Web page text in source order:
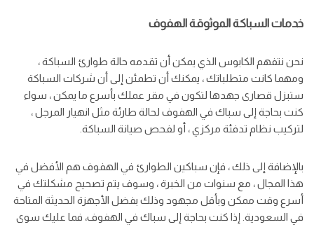
خدمات السباكة الموثوقة الهفوف
نحن نتفهم الكابوس الذي يمكن أن تقدمه حالة طوارئ السباكة ،
ومهما كانت متطلباتك ، يمكنك أن تطمئن إلى أن شركات السباكة
ستبزل قصارى جهدها لتكون في مقر عملك بأسرع ما يمكن ، سواء
كنت بحاجة إلى سباك في الهفوف لحالة طارئة مثل انهيار المرجل ،
لتركيب نظام تدفئة مركزي ، أو لفحص صيانة السباكة.
بالإضافة إلى ذلك ، فإن سباكين الطوارئ في الهفوف هم الأفضل في
هذا المجال ، مع سنوات من الخبرة ، وسوف يتم تصحيح مشكلتك في
أسرع وقت ممكن وبأقل مجهود وذلك بفضل الأجهزة الحديثة المتاحة
في السعودية. إذا كنت بحاجة إلى سباك في الهفوف، فما عليك سوى